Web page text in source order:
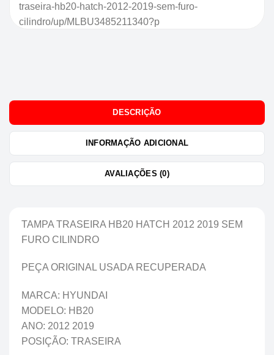
traseira-hb20-hatch-2012-2019-sem-furo-
cilindro/up/MLBU3485211340?p
DESCRIÇÃO
INFORMAÇÃO ADICIONAL
AVALIAÇÕES (0)
TAMPA TRASEIRA HB20 HATCH 2012 2019 SEM
FURO CILINDRO
PEÇA ORIGINAL USADA RECUPERADA
MARCA: HYUNDAI
MODELO: HB20
ANO: 2012 2019
POSIÇÃO: TRASEIRA